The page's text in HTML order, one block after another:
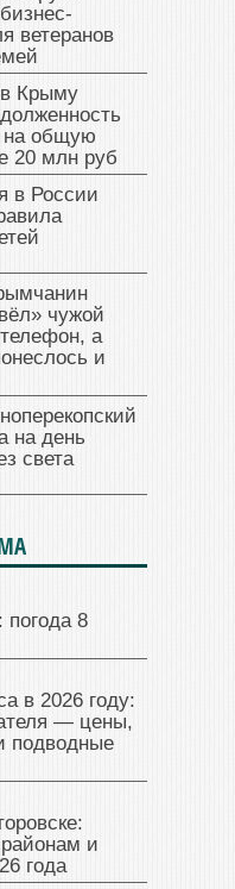
ветеранов
в Крыму
на общую
20 млн руб
в России
чужой
а
и
на день
света
погода 8
в 2026 году:
— цены,
подводные
и
года